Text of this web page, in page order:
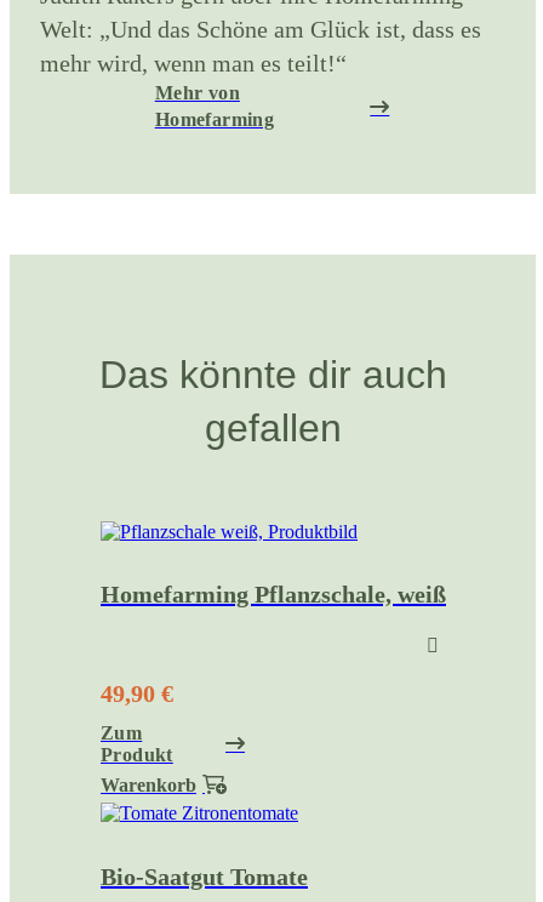
Welt: „Und das Schöne am Glück ist, dass es
mehr wird, wenn man es teilt!“
Mehr von
Homefarming
Das könnte dir auch
gefallen
Homefarming Pflanzschale, weiß
49,90 €
Zum
Produkt
Warenkorb
Bio-Saatgut Tomate